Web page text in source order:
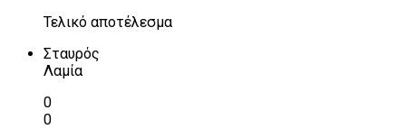
Τελικό αποτέλεσμα
Σταυρός
Λαμία
0
0